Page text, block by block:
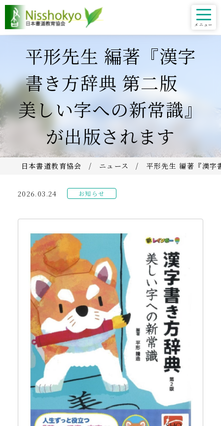
平形先生 編著『漢字
書き方辞典 第二版
美しい字への新常識』
が出版されます
日本書道教育協会 ニュース 平形先生 編著『漢
2026.03.24 お知らせ